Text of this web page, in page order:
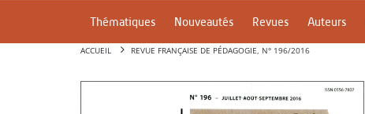
Thématiques Nouveautés Revues Auteurs
ACCUEIL REVUE FRANÇAISE DE PÉDAGOGIE, N° 196/2016